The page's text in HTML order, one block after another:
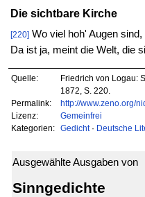
Die sichtbare Kirche
[220]Wo viel hoh' Augen
Da ist ja, meint die Welt, die
Quelle:
Friedrich von Logau:
1872, S. 220.
Permalink:
http://www.zeno.org/
Lizenz:
Gemeinfrei
Kategorien:
Gedicht· Deutsche
Ausgewählte Ausgaben von
Sinngedichte